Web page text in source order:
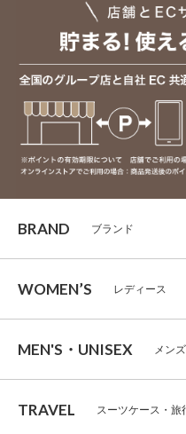
BRAND ブランド
WOMEN’S レディース
MEN'S・UNISEX メン
TRAVEL スーツケース・旅